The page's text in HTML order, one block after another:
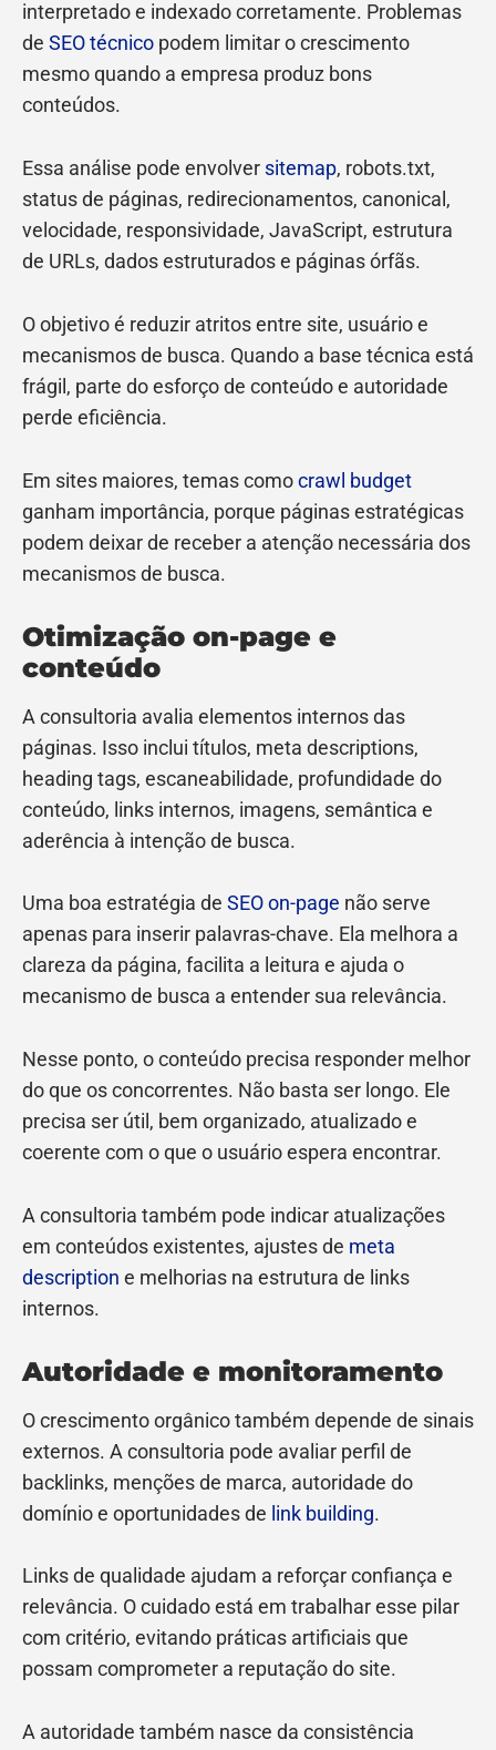
interpretado e indexado corretamente. Problemas
de SEO técnico podem limitar o crescimento
mesmo quando a empresa produz bons
conteúdos.
Essa análise pode envolver sitemap, robots.txt,
status de páginas, redirecionamentos, canonical,
velocidade, responsividade, JavaScript, estrutura
de URLs, dados estruturados e páginas órfãs.
O objetivo é reduzir atritos entre site, usuário e
mecanismos de busca. Quando a base técnica está
frágil, parte do esforço de conteúdo e autoridade
perde eficiência.
Em sites maiores, temas comocrawl budget
ganham importância, porque páginas estratégicas
podem deixar de receber a atenção necessária dos
mecanismos de busca.
Otimização on-page e
conteúdo
A consultoria avalia elementos internos das
páginas. Isso inclui títulos, meta descriptions,
heading tags, escaneabilidade, profundidade do
conteúdo, links internos, imagens, semântica e
aderência à intenção de busca.
Uma boa estratégia de SEO on-page não serve
apenas para inserir palavras-chave. Ela melhora a
clareza da página, facilita a leitura e ajuda o
mecanismo de busca a entender sua relevância.
Nesse ponto, o conteúdo precisa responder melhor
do que os concorrentes. Não basta ser longo. Ele
precisa ser útil, bem organizado, atualizado e
coerente com o que o usuário espera encontrar.
A consultoria também pode indicar atualizações
em conteúdos existentes, ajustes de meta
description e melhorias na estrutura de links
internos.
Autoridade e monitoramento
O crescimento orgânico também depende de sinais
externos. A consultoria pode avaliar perfil de
backlinks, menções de marca, autoridade do
domínio e oportunidades de link building.
Links de qualidade ajudam a reforçar confiança e
relevância. O cuidado está em trabalhar esse pilar
com critério, evitando práticas artificiais que
possam comprometer a reputação do site.
A autoridade também nasce da consistência